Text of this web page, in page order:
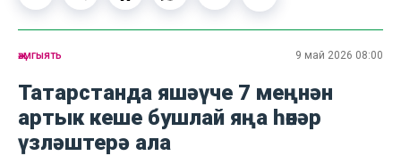
җәмгыять 9 май 2026 08:00
Татарстанда яшәүче 7 меңнән
артык кеше бушлай яңа һөнәр
үзләштерә ала